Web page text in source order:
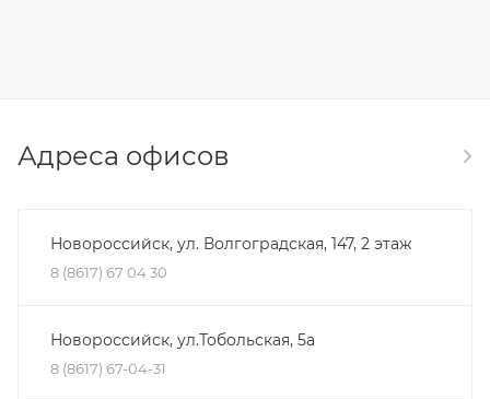
Адреса офисов
Новороссийск, ул. Волгоградская, 147, 2 этаж
8 (8617) 67 04 30
Новороссийск, ул.Тобольская, 5а
8 (8617) 67-04-31